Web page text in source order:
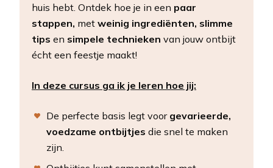
huis hebt. Ontdek hoe je in een paar
stappen, met weinig ingrediënten, slimme
tips en simpele technieken van jouw ontbijt
écht een feestje maakt!
In deze cursus ga ik je leren hoe jij:
De perfecte basis legt voor gevarieerde,
voedzame ontbijtjes die snel te maken
zijn.